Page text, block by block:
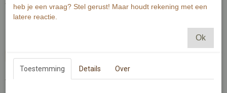
Vijgen.
heb je een vraag? Stel gerust! Maar houdt rekening met een
latere reactie.
Ok
Toestemming Details Over